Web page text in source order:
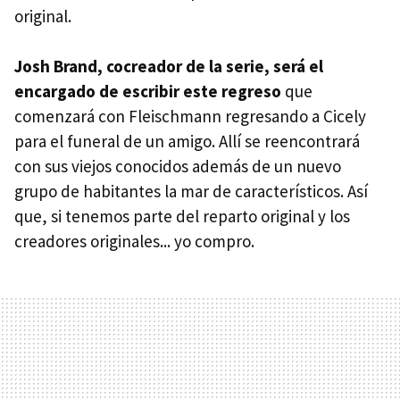
original.
Josh Brand, cocreador de la serie, será el
encargado de escribir este regreso que
comenzará con Fleischmann regresando a Cicely
para el funeral de un amigo. Allí se reencontrará
con sus viejos conocidos además de un nuevo
grupo de habitantes la mar de característicos. Así
que, si tenemos parte del reparto original y los
creadores originales... yo compro.